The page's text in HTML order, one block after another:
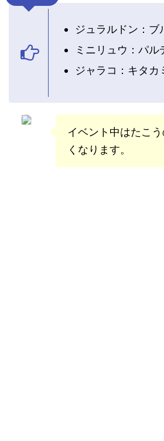
ジュラルドン：ブ
ミニリュウ：パル
ジャラコ：キタカ
イベント中はたこ
くなります。